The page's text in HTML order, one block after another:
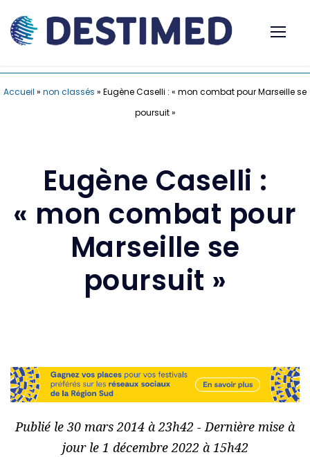
Accueil » non classés » Eugène Caselli : « mon combat pour Marseille se
poursuit »
Eugène Caselli :
« mon combat pour
Marseille se
poursuit »
Publié le 30 mars 2014 à 23h42 - Dernière mise à
jour le 1 décembre 2022 à 15h42